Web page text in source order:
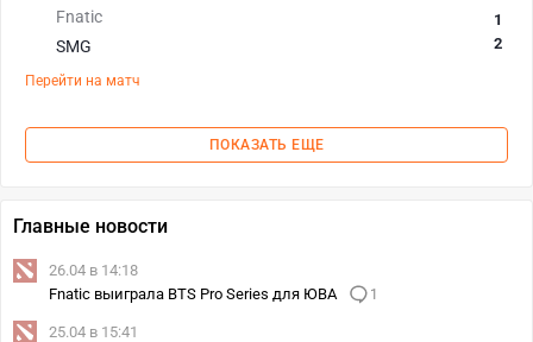
Fnatic
SMG
1
2
Перейти на матч
ПОКАЗАТЬ ЕЩЕ
Главные новости
26.04 в 14:18
Fnatic выиграла BTS Pro Series для ЮВА
1
25.04 в 15:41